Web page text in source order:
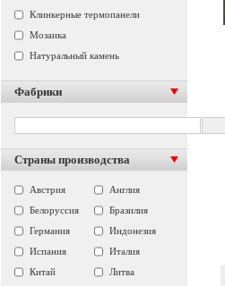
Клинкерные термопанели
Мозаика
Натуральный камень
Фабрики
Страны производства
Австрия
Англия
Белоруссия
Бразилия
Германия
Индонезия
Испания
Италия
Китай
Литва